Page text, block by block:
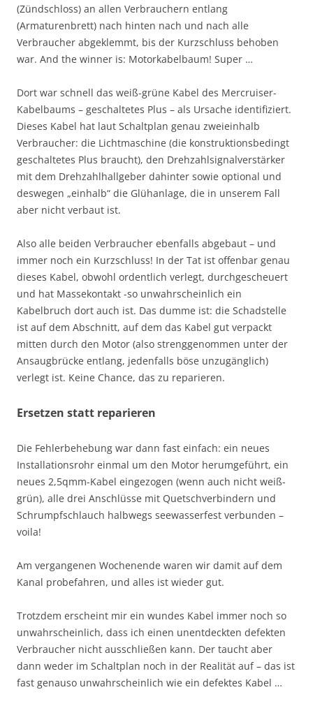
(Zündschloss) an allen Verbrauchern entlang
(Armaturenbrett) nach hinten nach und nach alle
Verbraucher abgeklemmt, bis der Kurzschluss behoben
war. And the winner is: Motorkabelbaum! Super …
Dort war schnell das weiß-grüne Kabel des Mercruiser-
Kabelbaums – geschaltetes Plus – als Ursache identifiziert.
Dieses Kabel hat laut Schaltplan genau zweieinhalb
Verbraucher: die Lichtmaschine (die konstruktionsbedingt
geschaltetes Plus braucht), den Drehzahlsignalverstärker
mit dem Drehzahlhallgeber dahinter sowie optional und
deswegen „einhalb“ die Glühanlage, die in unserem Fall
aber nicht verbaut ist.
Also alle beiden Verbraucher ebenfalls abgebaut – und
immer noch ein Kurzschluss! In der Tat ist offenbar genau
dieses Kabel, obwohl ordentlich verlegt, durchgescheuert
und hat Massekontakt -so unwahrscheinlich ein
Kabelbruch dort auch ist. Das dumme ist: die Schadstelle
ist auf dem Abschnitt, auf dem das Kabel gut verpackt
mitten durch den Motor (also strenggenommen unter der
Ansaugbrücke entlang, jedenfalls böse unzugänglich)
verlegt ist. Keine Chance, das zu reparieren.
Ersetzen statt reparieren
Die Fehlerbehebung war dann fast einfach: ein neues
Installationsrohr einmal um den Motor herumgeführt, ein
neues 2,5qmm-Kabel eingezogen (wenn auch nicht weiß-
grün), alle drei Anschlüsse mit Quetschverbindern und
Schrumpfschlauch halbwegs seewasserfest verbunden –
voila!
Am vergangenen Wochenende waren wir damit auf dem
Kanal probefahren, und alles ist wieder gut.
Trotzdem erscheint mir ein wundes Kabel immer noch so
unwahrscheinlich, dass ich einen unentdeckten defekten
Verbraucher nicht ausschließen kann. Der taucht aber
dann weder im Schaltplan noch in der Realität auf – das ist
fast genauso unwahrscheinlich wie ein defektes Kabel …